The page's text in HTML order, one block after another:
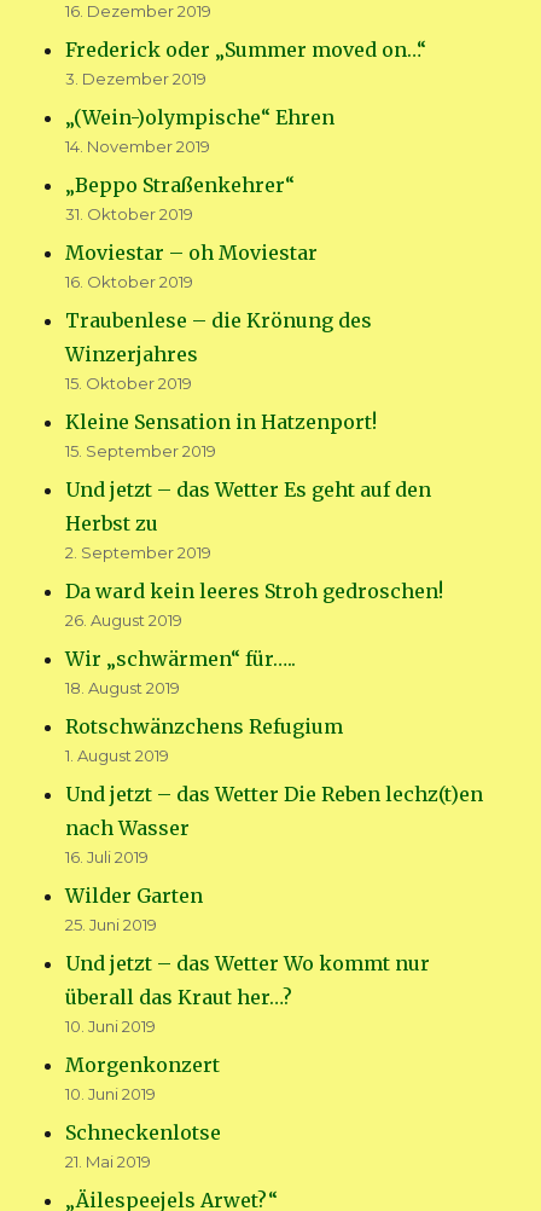
16. Dezember 2019
Frederick oder „Summer moved on…“
3. Dezember 2019
„(Wein-)olympische“ Ehren
14. November 2019
„Beppo Straßenkehrer“
31. Oktober 2019
Moviestar – oh Moviestar
16. Oktober 2019
Traubenlese – die Krönung des
Winzerjahres
15. Oktober 2019
Kleine Sensation in Hatzenport!
15. September 2019
Und jetzt – das Wetter Es geht auf den
Herbst zu
2. September 2019
Da ward kein leeres Stroh gedroschen!
26. August 2019
Wir „schwärmen“ für…..
18. August 2019
Rotschwänzchens Refugium
1. August 2019
Und jetzt – das Wetter Die Reben lechz(t)en
nach Wasser
16. Juli 2019
Wilder Garten
25. Juni 2019
Und jetzt – das Wetter Wo kommt nur
überall das Kraut her…?
10. Juni 2019
Morgenkonzert
10. Juni 2019
Schneckenlotse
21. Mai 2019
„Äilespeejels Arwet?“